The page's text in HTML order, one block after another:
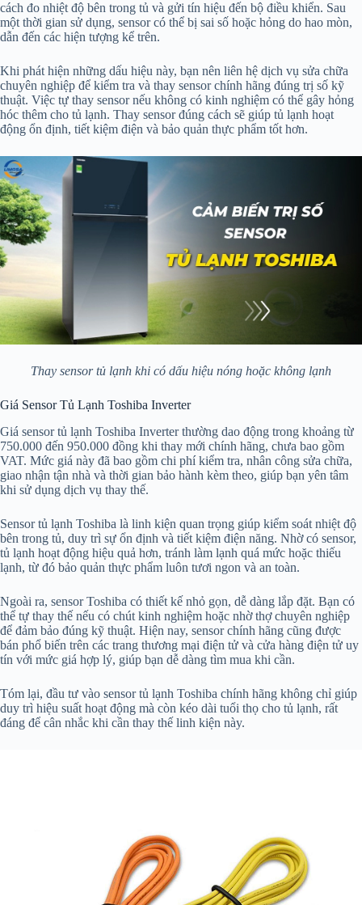
cách đo nhiệt độ bên trong tủ và gửi tín hiệu đến bộ điều khiển. Sau
một thời gian sử dụng, sensor có thể bị sai số hoặc hỏng do hao mòn,
dẫn đến các hiện tượng kể trên.
Khi phát hiện những dấu hiệu này, bạn nên liên hệ dịch vụ sửa chữa
chuyên nghiệp để kiểm tra và thay sensor chính hãng đúng trị số kỹ
thuật. Việc tự thay sensor nếu không có kinh nghiệm có thể gây hỏng
hóc thêm cho tủ lạnh. Thay sensor đúng cách sẽ giúp tủ lạnh hoạt
động ổn định, tiết kiệm điện và bảo quản thực phẩm tốt hơn.
Thay sensor tủ lạnh khi có dấu hiệu nóng hoặc không lạnh
Giá Sensor Tủ Lạnh Toshiba Inverter
Giá sensor tủ lạnh Toshiba Inverter thường dao động trong khoảng từ
750.000 đến 950.000 đồng khi thay mới chính hãng, chưa bao gồm
VAT. Mức giá này đã bao gồm chi phí kiểm tra, nhân công sửa chữa,
giao nhận tận nhà và thời gian bảo hành kèm theo, giúp bạn yên tâm
khi sử dụng dịch vụ thay thế.
Sensor tủ lạnh Toshiba là linh kiện quan trọng giúp kiểm soát nhiệt độ
bên trong tủ, duy trì sự ổn định và tiết kiệm điện năng. Nhờ có sensor,
tủ lạnh hoạt động hiệu quả hơn, tránh làm lạnh quá mức hoặc thiếu
lạnh, từ đó bảo quản thực phẩm luôn tươi ngon và an toàn.
Ngoài ra, sensor Toshiba có thiết kế nhỏ gọn, dễ dàng lắp đặt. Bạn có
thể tự thay thế nếu có chút kinh nghiệm hoặc nhờ thợ chuyên nghiệp
để đảm bảo đúng kỹ thuật. Hiện nay, sensor chính hãng cũng được
bán phổ biến trên các trang thương mại điện tử và cửa hàng điện tử uy
tín với mức giá hợp lý, giúp bạn dễ dàng tìm mua khi cần.
Tóm lại, đầu tư vào sensor tủ lạnh Toshiba chính hãng không chỉ giúp
duy trì hiệu suất hoạt động mà còn kéo dài tuổi thọ cho tủ lạnh, rất
đáng để cân nhắc khi cần thay thế linh kiện này.